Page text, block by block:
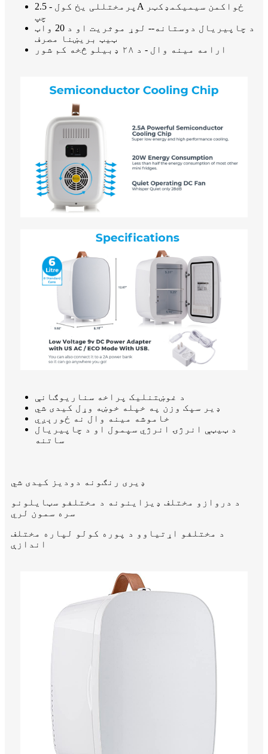
پرمختللی یخ کول - 2.5A ځواکمن سیمیکمډکټر
چپ
د چاپیریال دوستانه-- لوړ موثریت او د 20 واټ
ټیټ بریښنا مصرف
ارامه مينه وال - د ۲۸ ډبيلو څخه کم شور
د غوښتنلیک پراخه سناریوګانې
ډیر سپک وزن په خپله خوښه وړل کیدی شي
خاموشه مينه وال نه ځورېږي
د ټیټې انرژۍ انرژي سپمول او د چاپیریال
ساتنه
ډیری رنګونه دودیز کیدی شي
د دروازو مختلف ډیزاینونه د مختلفو سټایلونو
سره سمون لري
د مختلفو اړتیاوو د پوره کولو لپاره مختلف
اندازې